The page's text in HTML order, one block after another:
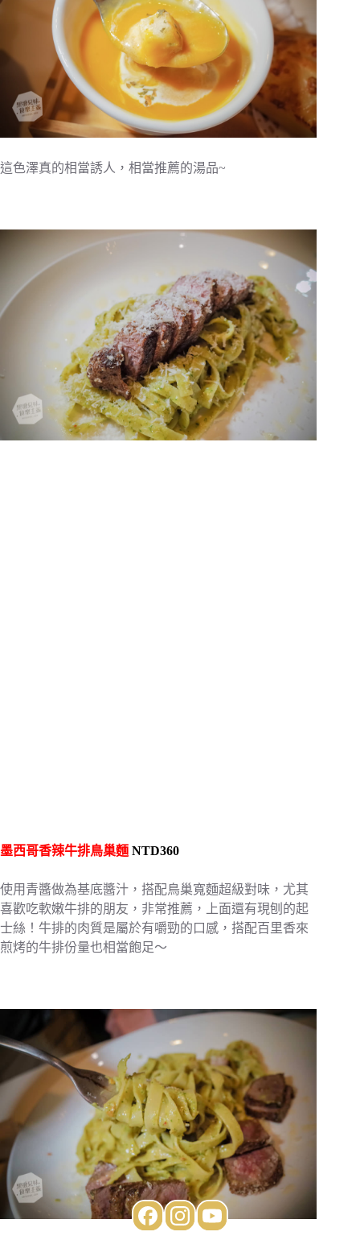
這色澤真的相當誘人，相當推薦的湯品~
墨西哥香辣牛排鳥巢麵 NTD360
使用青醬做為基底醬汁，搭配鳥巢寬麵超級對味，尤其
喜歡吃軟嫩牛排的朋友，非常推薦，上面還有現刨的起
士絲！牛排的肉質是屬於有嚼勁的口感，搭配百里香來
煎烤的牛排份量也相當飽足～